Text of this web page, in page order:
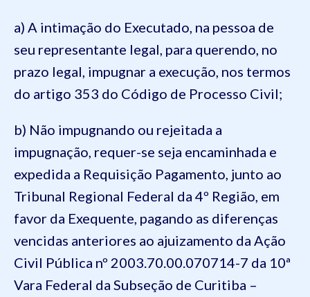
a) A intimação do Executado, na pessoa de
seu representante legal, para querendo, no
prazo legal, impugnar a execução, nos termos
do artigo 353 do Código de Processo Civil;
b) Não impugnando ou rejeitada a
impugnação, requer-se seja encaminhada e
expedida a Requisição Pagamento, junto ao
Tribunal Regional Federal da 4º Região, em
favor da Exequente, pagando as diferenças
vencidas anteriores ao ajuizamento da Ação
Civil Pública nº 2003.70.00.070714-7 da 10ª
Vara Federal da Subseção de Curitiba –